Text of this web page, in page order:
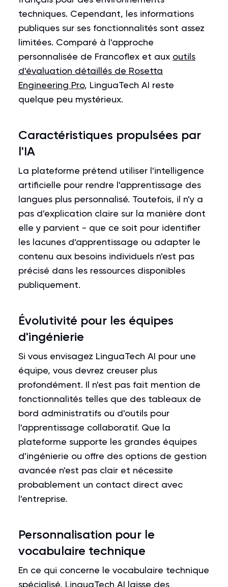
techniques. Cependant, les informations
publiques sur ses fonctionnalités sont assez
limitées. Comparé à l'approche
personnalisée de Francoflex et aux outils
d'évaluation détaillés de Rosetta
Engineering Pro, LinguaTech AI reste
quelque peu mystérieux.
Caractéristiques propulsées par
l'IA
La plateforme prétend utiliser l'intelligence
artificielle pour rendre l'apprentissage des
langues plus personnalisé. Toutefois, il n'y a
pas d'explication claire sur la manière dont
elle y parvient - que ce soit pour identifier
les lacunes d'apprentissage ou adapter le
contenu aux besoins individuels n'est pas
précisé dans les ressources disponibles
publiquement.
Évolutivité pour les équipes
d'ingénierie
Si vous envisagez LinguaTech AI pour une
équipe, vous devrez creuser plus
profondément. Il n'est pas fait mention de
fonctionnalités telles que des tableaux de
bord administratifs ou d'outils pour
l'apprentissage collaboratif. Que la
plateforme supporte les grandes équipes
d'ingénierie ou offre des options de gestion
avancée n'est pas clair et nécessite
probablement un contact direct avec
l'entreprise.
Personnalisation pour le
vocabulaire technique
En ce qui concerne le vocabulaire technique
spécialisé, LinguaTech AI laisse des